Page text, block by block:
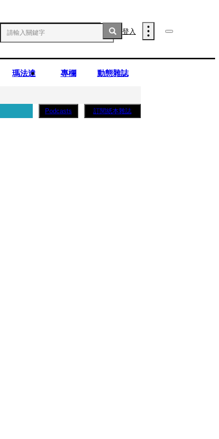
登入
瑪法達 專欄 動態雜誌
Podcasts 訂閱紙本雜誌